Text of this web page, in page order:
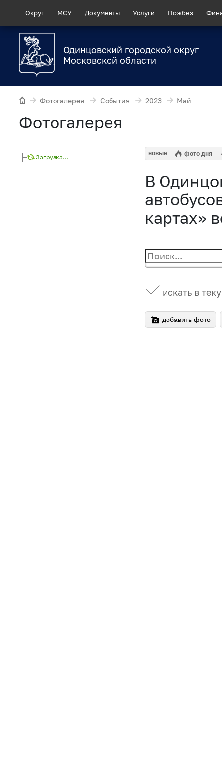
Округ МСУ Документы Услуги Пожбез
Одинцовский городской округ
Московской области
Фотогалерея События 2023 Май
Фотогалерея
Загрузка...
новые фото дня
В
картах»
искать в
добавить фото